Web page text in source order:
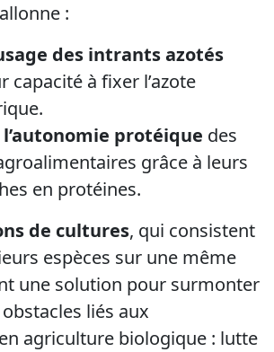
:
des intrants azotés
capacité à fixer l’azote
protéique des
grâce à leurs
en protéines.
de cultures, qui consistent
espèces sur une même
une solution pour surmonter
liés aux
agriculture biologique : lutte